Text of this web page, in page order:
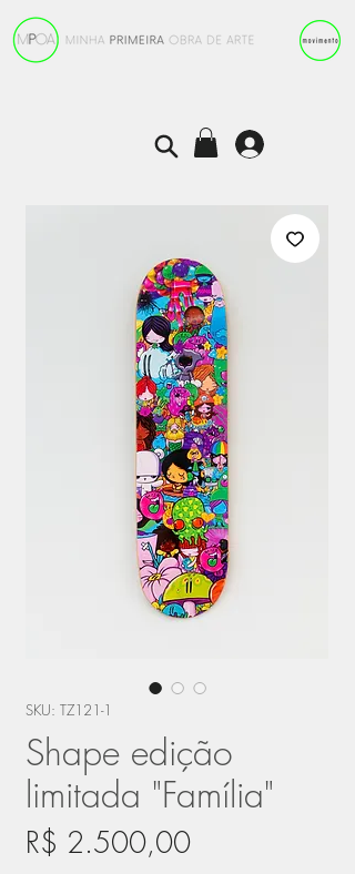
SKU: TZ121-1
Shape edição
limitada "Família"
R$ 2.500,00Preço